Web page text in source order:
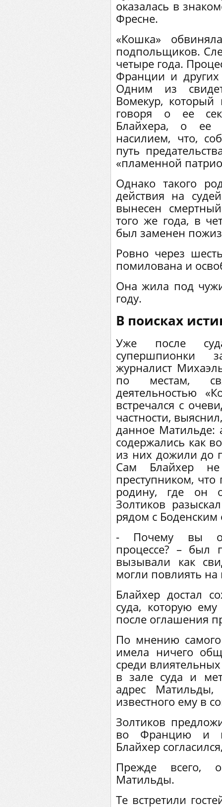
оказалась в
Фресне.
«Кошка»
подпольщиков.
четыре года.
Франции и других
Одним из
Вомекур, который
говоря о ее
Блайхера, о ее
насилием, что,
путь
«пламенной
Однако такого
действия на
вынесен
того же года, в
был заменен
Ровно через
помилована и
Она жила под
году.
В поисках
Уже после
супершпионки
журналист
по местам,
деятельностью
встречался с
частности,
данное Матильде:
содержались как
из них дожили до
Сам Блайхер
преступником,
родину, где он
Золтиков
рядом с Боденским
- Почему вы
процессе? – был
вызывали как
могли повлиять на
Блайхер достал
суда, которую
после оглашения
По мнению
имела ничего
среди
в зале суда и
адрес Матильды,
известного ему в
Золтиков
во Францию и
Блайхер
Прежде всего,
Матильды.
Те встретили